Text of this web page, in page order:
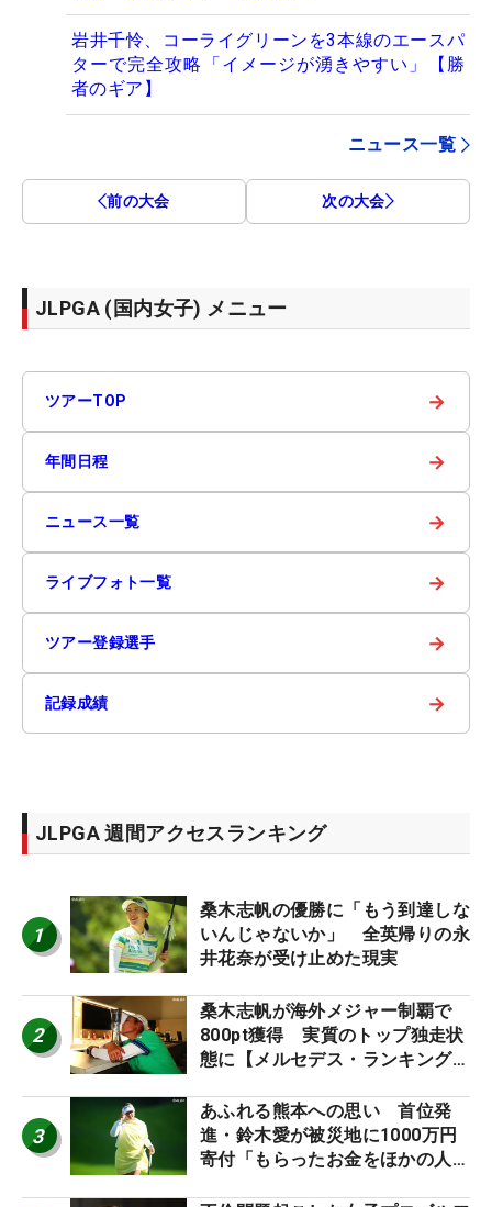
岩井千怜、コーライグリーンを3本線のエースパ
ターで完全攻略「イメージが湧きやすい」【勝
者のギア】
ニュース一覧
前の大会 次の大会
JLPGA (国内女子) メニュー
ツアーTOP →
年間日程 →
ニュース一覧 →
ライブフォト一覧 →
ツアー登録選手 →
記録成績 →
JLPGA 週間アクセスランキング
1
桑木志帆の優勝に「もう到達しな
いんじゃないか」 全英帰りの永
井花奈が受け止めた現実
2
桑木志帆が海外メジャー制覇で
800pt獲得 実質のトップ独走状
態に【メルセデス・ランキング番
3
あふれる熊本への思い 首位発
進・鈴木愛が被災地に1000万円
寄付「もらったお金をほかの人